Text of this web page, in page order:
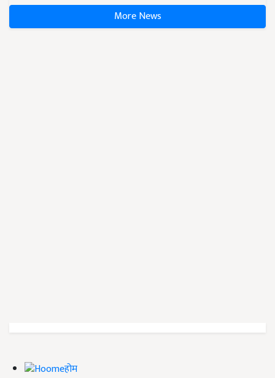
More News
होम